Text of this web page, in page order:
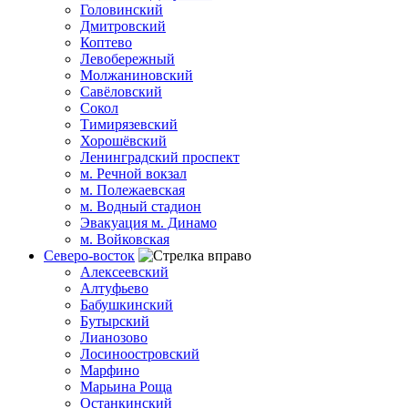
Головинский
Дмитровский
Коптево
Левобережный
Молжаниновский
Савёловский
Сокол
Тимирязевский
Хорошёвский
Ленинградский проспект
м. Речной вокзал
м. Полежаевская
м. Водный стадион
Эвакуация м. Динамо
м. Войковская
Северо-восток
Алексеевский
Алтуфьево
Бабушкинский
Бутырский
Лианозово
Лосиноостровский
Марфино
Марьина Роща
Останкинский